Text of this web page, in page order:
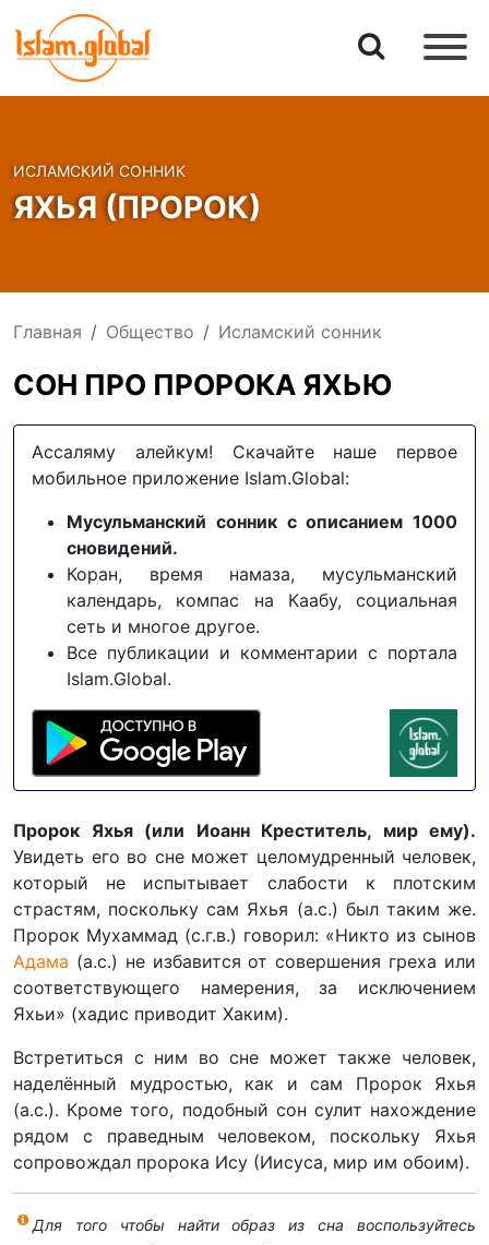
ИСЛАМСКИЙ СОННИК
ЯХЬЯ (ПРОРОК)
Главная Общество Исламский сонник
СОН ПРО ПРОРОКА ЯХЬЮ
Ассаляму алейкум! Скачайте наше первое
мобильное приложение Islam.Global:
Мусульманский сонник с описанием 1000
сновидений.
Коран, время намаза, мусульманский
календарь, компас на Каабу, социальная
сеть и многое другое.
Все публикации и комментарии с портала
Islam.Global.
Пророк Яхья (или Иоанн Креститель, мир ему).
Увидеть его во сне может целомудренный человек,
который не испытывает слабости к плотским
страстям, поскольку сам Яхья (а.с.) был таким же.
Пророк Мухаммад (с.г.в.) говорил: «Никто из сынов
Адама (а.с.) не избавится от совершения греха или
соответствующего намерения, за исключением
Яхьи» (хадис приводит Хаким).
Встретиться с ним во сне может также человек,
наделённый мудростью, как и сам Пророк Яхья
(а.с.). Кроме того, подобный сон сулит нахождение
рядом с праведным человеком, поскольку Яхья
сопровождал пророка Ису (Иисуса, мир им обоим).
Для того чтобы найти образ из сна воспользуйтесь